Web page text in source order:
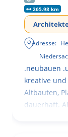
265.98 km
Adresse:
.neubauen
kreative
Altbauten,
dauerhaft.